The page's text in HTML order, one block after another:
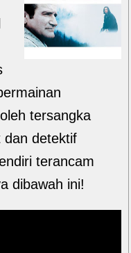
tersangka
dan detektif
terancam
dibawah ini!